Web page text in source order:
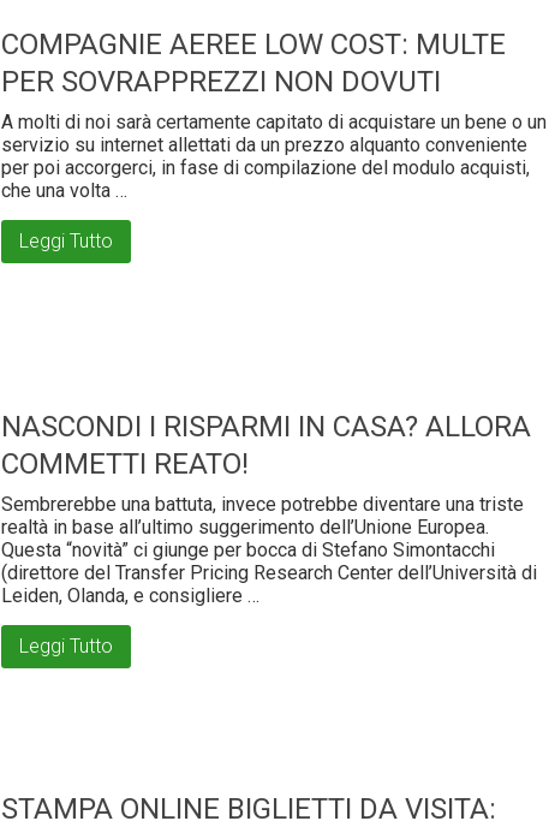
COMPAGNIE AEREE LOW COST: MULTE
PER SOVRAPPREZZI NON DOVUTI
A molti di noi sarà certamente capitato di acquistare un bene o un
servizio su internet allettati da un prezzo alquanto conveniente
per poi accorgerci, in fase di compilazione del modulo acquisti,
che una volta …
Leggi Tutto
NASCONDI I RISPARMI IN CASA? ALLORA
COMMETTI REATO!
Sembrerebbe una battuta, invece potrebbe diventare una triste
realtà in base all’ultimo suggerimento dell’Unione Europea.
Questa “novità” ci giunge per bocca di Stefano Simontacchi
(direttore del Transfer Pricing Research Center dell’Università di
Leiden, Olanda, e consigliere …
Leggi Tutto
STAMPA ONLINE BIGLIETTI DA VISITA: